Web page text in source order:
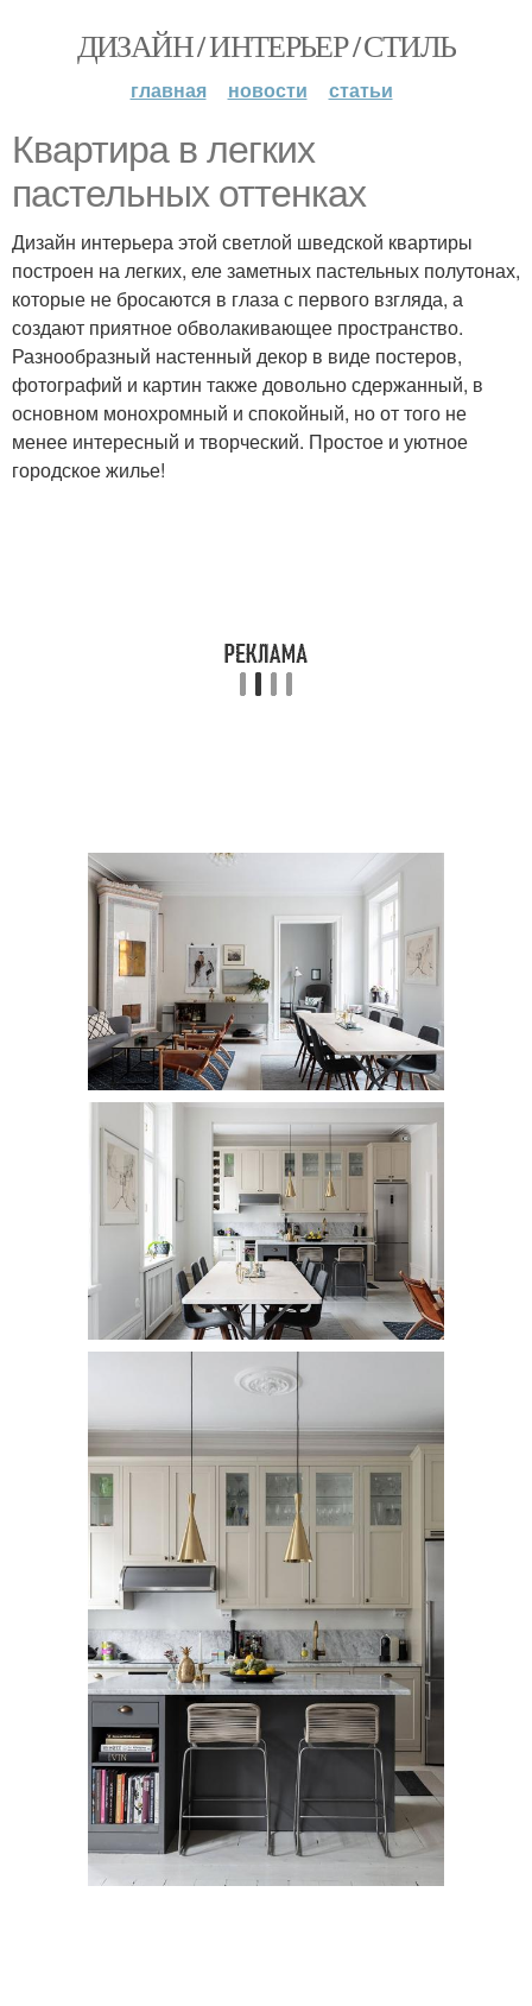
ДИЗАЙН / ИНТЕРЬЕР / СТИЛЬ
главная новости статьи
Квартира в легких
пастельных оттенках
Дизайн интерьера этой светлой шведской квартиры
построен на легких, еле заметных пастельных полутонах,
которые не бросаются в глаза с первого взгляда, а
создают приятное обволакивающее пространство.
Разнообразный настенный декор в виде постеров,
фотографий и картин также довольно сдержанный, в
основном монохромный и спокойный, но от того не
менее интересный и творческий. Простое и уютное
городское жилье!